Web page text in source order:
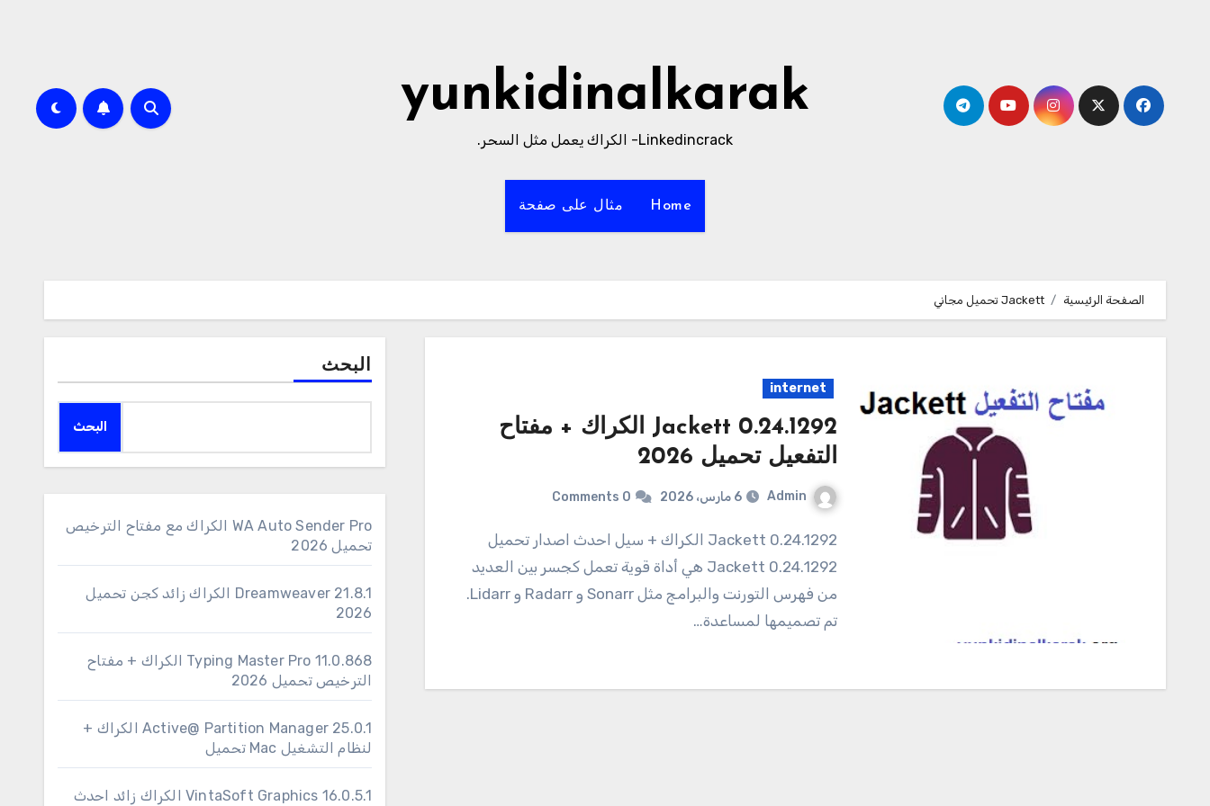
yunkidinalkarak
Linkedincrack- الكراك يعمل مثل السحر.
Home مثال على صفحة
الصفحة الرئيسية Jackett تحميل مجاني
internet
Jackett 0.24.1292 الكراك + مفتاح
التفعيل تحميل 2026
Admin 6 مارس، 2026 0 Comments
0.24.1292 Jackett الكراك + سيل احدث اصدار تحميل
0.24.1292 Jackett هي أداة قوية تعمل كجسر بين العديد
من فهرس التورنت والبرامج مثل Sonarr و Radarr و Lidarr.
تم تصميمها لمساعدة…
البحث
البحث
WA Auto Sender Pro الكراك مع مفتاح الترخيص
تحميل 2026
Dreamweaver 21.8.1 الكراك زائد كجن تحميل
2026
11.0.868 Typing Master Pro الكراك + مفتاح
الترخيص تحميل 2026
25.0.1 Active@ Partition Manager الكراك +
لنظام التشغيل Mac تحميل
16.0.5.1 VintaSoft Graphics الكراك زائد احدث